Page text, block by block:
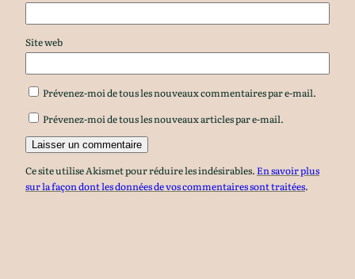
Site web
Prévenez-moi de tous les nouveaux commentaires par e-mail.
Prévenez-moi de tous les nouveaux articles par e-mail.
Ce site utilise Akismet pour réduire les indésirables.En savoir plus
sur la façon dont les données de vos commentaires sont traitées.